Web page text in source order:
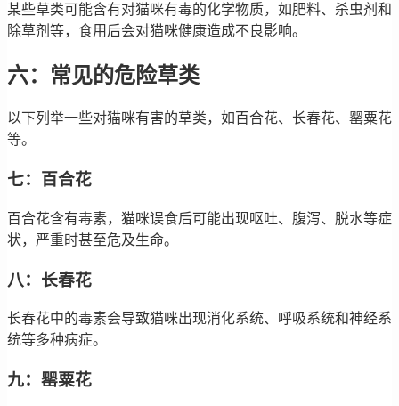
某些草类可能含有对猫咪有毒的化学物质，如肥料、杀虫剂和
除草剂等，食用后会对猫咪健康造成不良影响。
六：常见的危险草类
以下列举一些对猫咪有害的草类，如百合花、长春花、罂粟花
等。
七：百合花
百合花含有毒素，猫咪误食后可能出现呕吐、腹泻、脱水等症
状，严重时甚至危及生命。
八：长春花
长春花中的毒素会导致猫咪出现消化系统、呼吸系统和神经系
统等多种病症。
九：罂粟花